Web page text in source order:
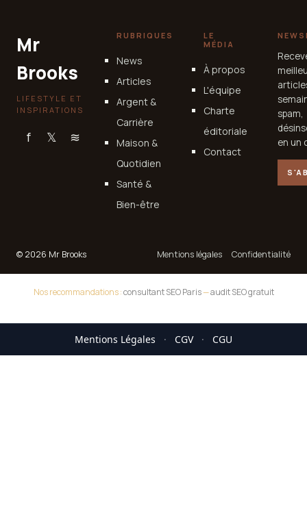
Mr
Brooks
LIFESTYLE ET
INSPIRATIONS
f 𝕏 ≋
RUBRIQUES
News
Articles
Argent &
Carrière
Maison &
Quotidien
Santé &
Bien-être
LE
MÉDIA
À propos
L'équipe
Charte
éditoriale
Contact
spam,
en un
© 2026 Mr Brooks Mentions légales Confidentialité
Nos recommandations :consultant SEO Paris—audit SEO gratuit
Mentions Légales · CGV · CGU